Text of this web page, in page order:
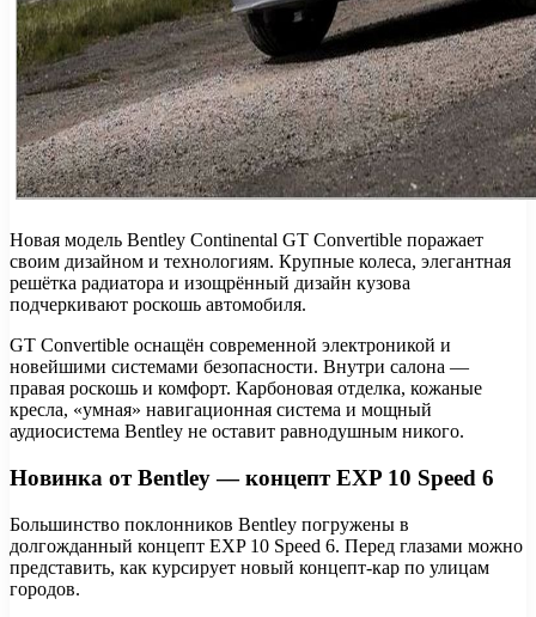
Новая модель Bentley Continental GT Convertible поражает
своим дизайном и технологиям. Крупные колеса, элегантная
решётка радиатора и изощрённый дизайн кузова
подчеркивают роскошь автомобиля.
GT Convertible оснащён современной электроникой и
новейшими системами безопасности. Внутри салона —
правая роскошь и комфорт. Карбоновая отделка, кожаные
кресла, «умная» навигационная система и мощный
аудиосистема Bentley не оставит равнодушным никого.
Новинка от Bentley — концепт EXP 10 Speed 6
Большинство поклонников Bentley погружены в
долгожданный концепт EXP 10 Speed 6. Перед глазами можно
представить, как курсирует новый концепт-кар по улицам
городов.